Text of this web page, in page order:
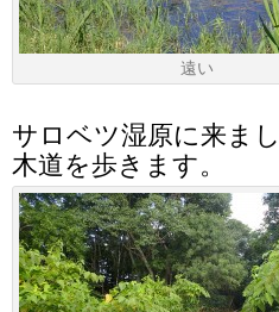
遠い
サロベツ湿原に来ま
木道を歩きます。